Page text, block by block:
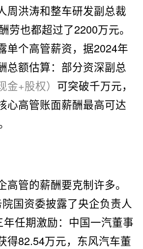
周洪涛和整车研发副总裁
劳也都超过了2200万元。
单个高管薪资，据2024年
总额估算：部分资深副总
金+股权） 可突破千万元，
心高管账面薪酬最高可达
高管的薪酬要克制许多。
国资委披露了央企负责人
年任期激励：中国一汽董事
得82.54万元，东风汽车董